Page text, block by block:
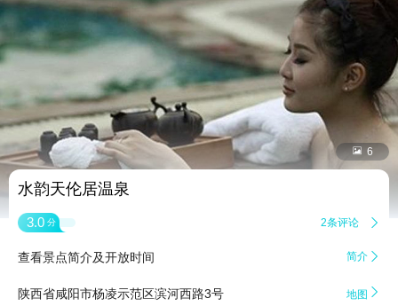
 6
水韵天伦居温泉
3.0 分 2条评论 
查看景点简介及开放时间 简介 
陕西省咸阳市杨凌示范区滨河西路3号 地图 